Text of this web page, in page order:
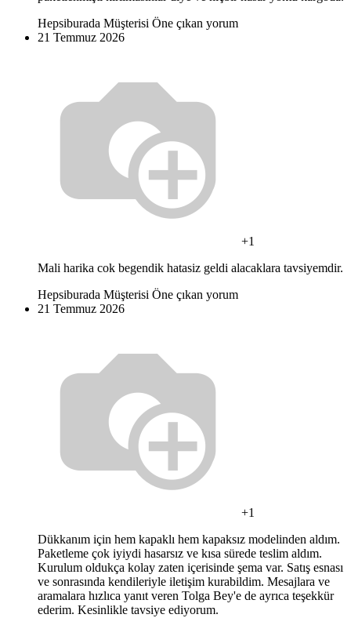
Hepsiburada Müşterisi Öne çıkan yorum
21 Temmuz 2026
+1
Mali harika cok begendik hatasiz geldi alacaklara tavsiyemdir.
Hepsiburada Müşterisi Öne çıkan yorum
21 Temmuz 2026
+1
Dükkanım için hem kapaklı hem kapaksız modelinden aldım.
Paketleme çok iyiydi hasarsız ve kısa sürede teslim aldım.
Kurulum oldukça kolay zaten içerisinde şema var. Satış esnası
ve sonrasında kendileriyle iletişim kurabildim. Mesajlara ve
aramalara hızlıca yanıt veren Tolga Bey'e de ayrıca teşekkür
ederim. Kesinlikle tavsiye ediyorum.